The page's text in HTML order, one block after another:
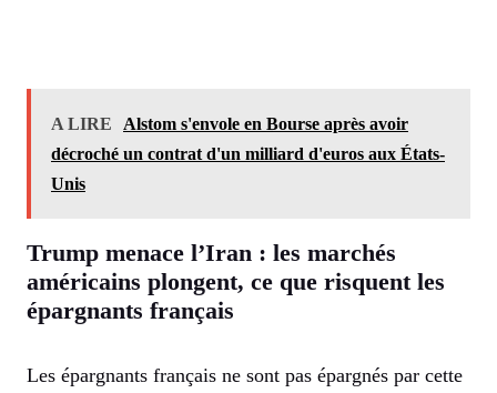
A LIRE
Alstom s'envole en Bourse après avoir
décroché un contrat d'un milliard d'euros aux États-
Unis
Trump menace l’Iran : les marchés
américains plongent, ce que risquent les
épargnants français
Les épargnants français ne sont pas épargnés par cette